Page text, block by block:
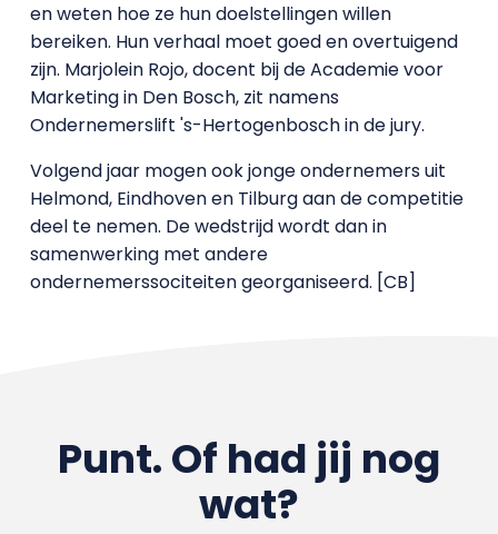
en weten hoe ze hun doelstellingen willen
bereiken. Hun verhaal moet goed en overtuigend
zijn. Marjolein Rojo, docent bij de Academie voor
Marketing in Den Bosch, zit namens
Ondernemerslift 's-Hertogenbosch in de jury.
Volgend jaar mogen ook jonge ondernemers uit
Helmond, Eindhoven en Tilburg aan de competitie
deel te nemen. De wedstrijd wordt dan in
samenwerking met andere
ondernemerssociteiten georganiseerd. [CB]
Punt. Of had jij nog
wat?